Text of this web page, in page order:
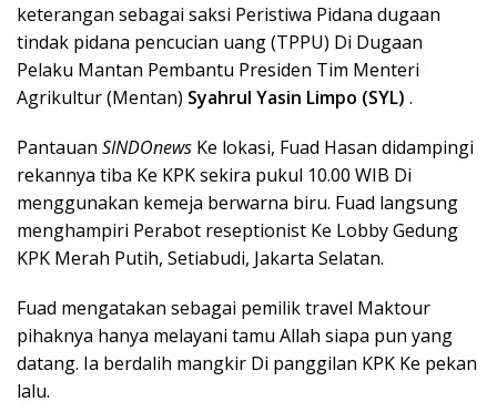
keterangan sebagai saksi Peristiwa Pidana dugaan
tindak pidana pencucian uang (TPPU) Di Dugaan
Pelaku Mantan Pembantu Presiden Tim Menteri
Agrikultur (Mentan) Syahrul Yasin Limpo (SYL) .
Pantauan SINDOnews Ke lokasi, Fuad Hasan didampingi
rekannya tiba Ke KPK sekira pukul 10.00 WIB Di
menggunakan kemeja berwarna biru. Fuad langsung
menghampiri Perabot reseptionist Ke Lobby Gedung
KPK Merah Putih, Setiabudi, Jakarta Selatan.
Fuad mengatakan sebagai pemilik travel Maktour
pihaknya hanya melayani tamu Allah siapa pun yang
datang. Ia berdalih mangkir Di panggilan KPK Ke pekan
lalu.